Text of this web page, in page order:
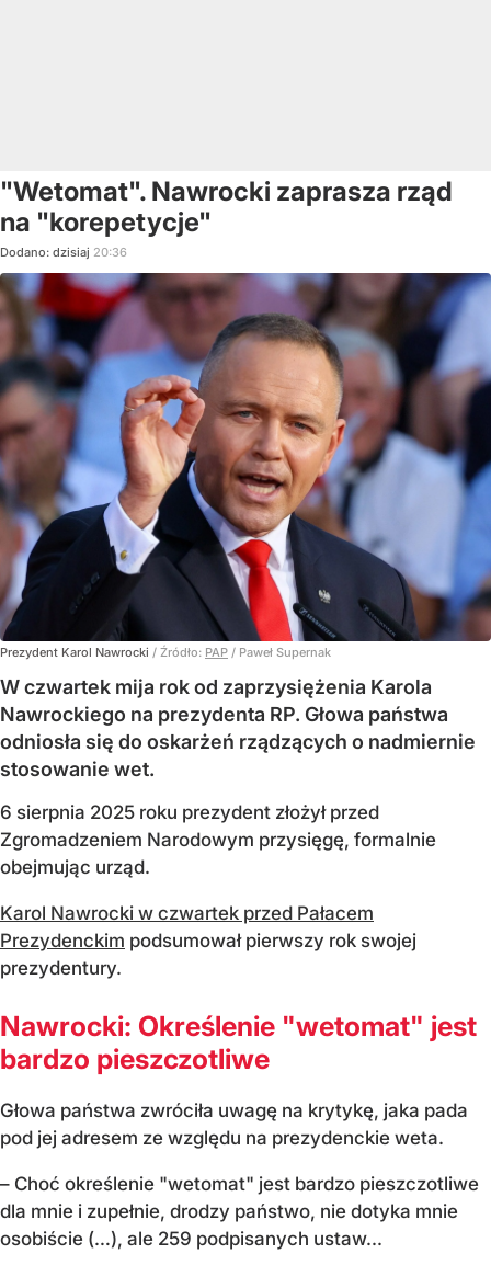
"Wetomat". Nawrocki zaprasza rząd
na "korepetycje"
Dodano: dzisiaj 20:36
Prezydent Karol Nawrocki / Źródło: PAP / Paweł Supernak
W czwartek mija rok od zaprzysiężenia Karola
Nawrockiego na prezydenta RP. Głowa państwa
odniosła się do oskarżeń rządzących o nadmiernie
stosowanie wet.
6 sierpnia 2025 roku prezydent złożył przed
Zgromadzeniem Narodowym przysięgę, formalnie
obejmując urząd.
Karol Nawrocki w czwartek przed Pałacem
Prezydenckim podsumował pierwszy rok swojej
prezydentury.
Nawrocki: Określenie "wetomat" jest
bardzo pieszczotliwe
Głowa państwa zwróciła uwagę na krytykę, jaka pada
pod jej adresem ze względu na prezydenckie weta.
– Choć określenie "wetomat" jest bardzo pieszczotliwe
dla mnie i zupełnie, drodzy państwo, nie dotyka mnie
osobiście (…), ale 259 podpisanych ustaw...